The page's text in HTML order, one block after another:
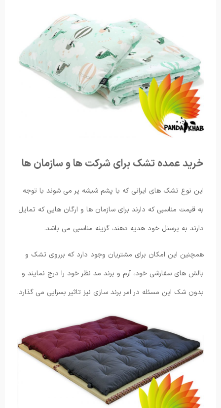
خرید عمده تشک برای شرکت ها و سازمان ها
این نوع تشک های ایرانی که با پشم شیشه پر می شوند با توجه
به قیمت مناسبی که دارند برای سازمان ها و ارگان هایی که تمایل
دارند به پرسنل خود هدیه دهند، گزینه مناسبی می باشد.
همچنین این امکان برای مشتریان وجود دارد که برروی تشک و
بالش های سفارشی خود، آرم و برند مد نظر خود را درج نمایند و
بدون شک این مسئله در امر برند سازی نیز تاثیر بسزایی می گذارد.